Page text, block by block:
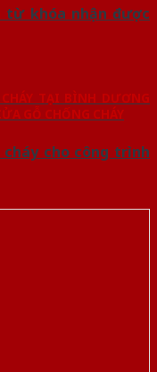
từ khóa nhận được
TẠI BÌNH DƯƠNG
GỖ CHỐNG CHÁY
cháy cho công trình